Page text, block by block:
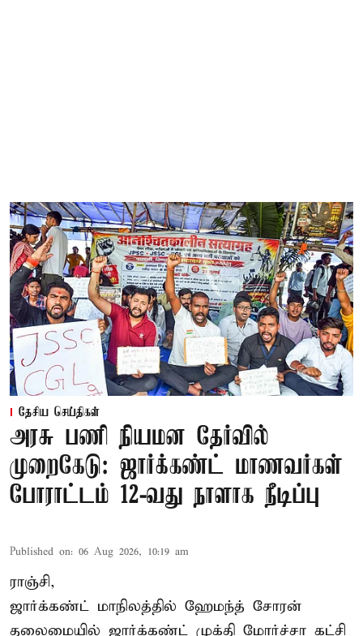
தேசிய செய்திகள்
அரசு பணி நியமன தேர்வில்
முறைகேடு: ஜார்க்கண்ட் மாணவர்கள்
போராட்டம் 12-வது நாளாக நீடிப்பு
Published on: 06 Aug 2026, 10:19 am
ராஞ்சி,
ஜார்க்கண்ட் மாநிலத்தில் ஹேமந்த் சோரன்
தலைமையில் ஜார்க்கண்ட் முக்தி மோர்ச்சா கட்சி